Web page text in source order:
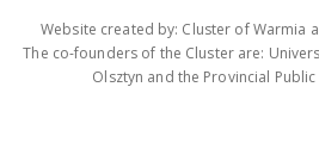
Website created by: Cluster of Warmia
The co-founders of the Cluster are:
Olsztyn and the Provincial